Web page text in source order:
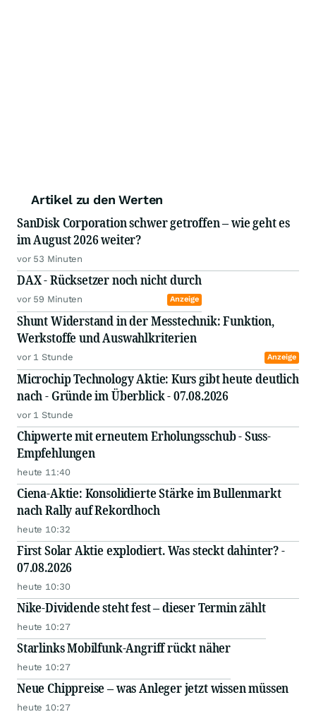
Artikel zu den Werten
SanDisk Corporation schwer getroffen – wie geht es
im August 2026 weiter?
vor 53 Minuten
DAX - Rücksetzer noch nicht durch
vor 59 Minuten Anzeige
Shunt Widerstand in der Messtechnik: Funktion,
Werkstoffe und Auswahlkriterien
vor 1 Stunde Anzeige
Microchip Technology Aktie: Kurs gibt heute deutlich
nach - Gründe im Überblick - 07.08.2026
vor 1 Stunde
Chipwerte mit erneutem Erholungsschub - Suss-
Empfehlungen
heute 11:40
Ciena-Aktie: Konsolidierte Stärke im Bullenmarkt
nach Rally auf Rekordhoch
heute 10:32
First Solar Aktie explodiert. Was steckt dahinter? -
07.08.2026
heute 10:30
Nike-Dividende steht fest – dieser Termin zählt
heute 10:27
Starlinks Mobilfunk-Angriff rückt näher
heute 10:27
Neue Chippreise – was Anleger jetzt wissen müssen
heute 10:27